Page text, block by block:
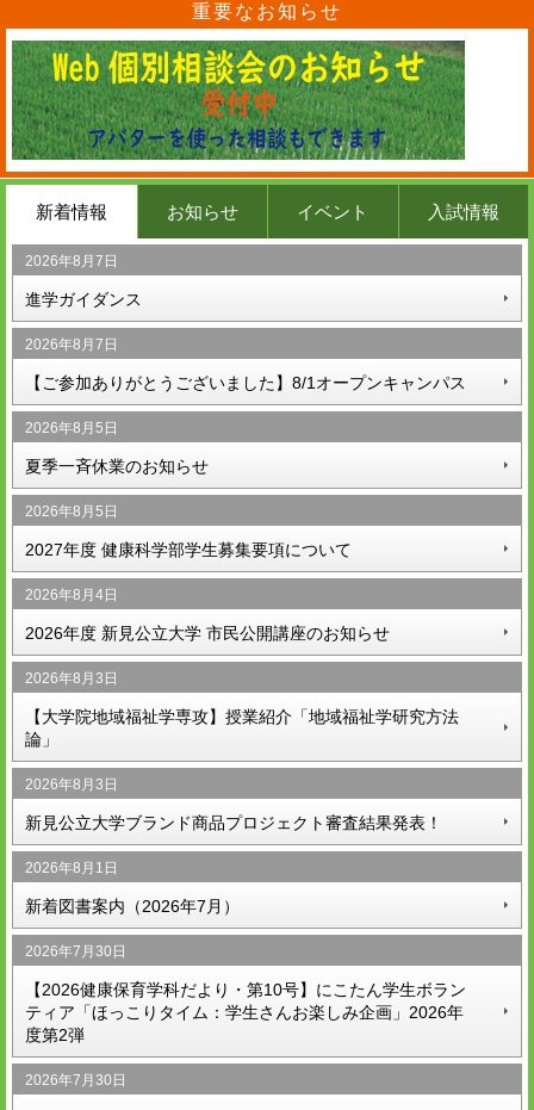
重要なお知らせ
新着情報 お知らせ イベント 入試情報
2026年8月7日
進学ガイダンス
2026年8月7日
【ご参加ありがとうございました】8/1オープンキャンパス
2026年8月5日
夏季一斉休業のお知らせ
2026年8月5日
2027年度 健康科学部学生募集要項について
2026年8月4日
2026年度 新見公立大学 市民公開講座のお知らせ
2026年8月3日
【大学院地域福祉学専攻】授業紹介「地域福祉学研究方法
論」
2026年8月3日
新見公立大学ブランド商品プロジェクト審査結果発表！
2026年8月1日
新着図書案内（2026年7月）
2026年7月30日
【2026健康保育学科だより・第10号】にこたん学生ボラン
ティア「ほっこりタイム：学生さんお楽しみ企画」2026年
度第2弾
2026年7月30日